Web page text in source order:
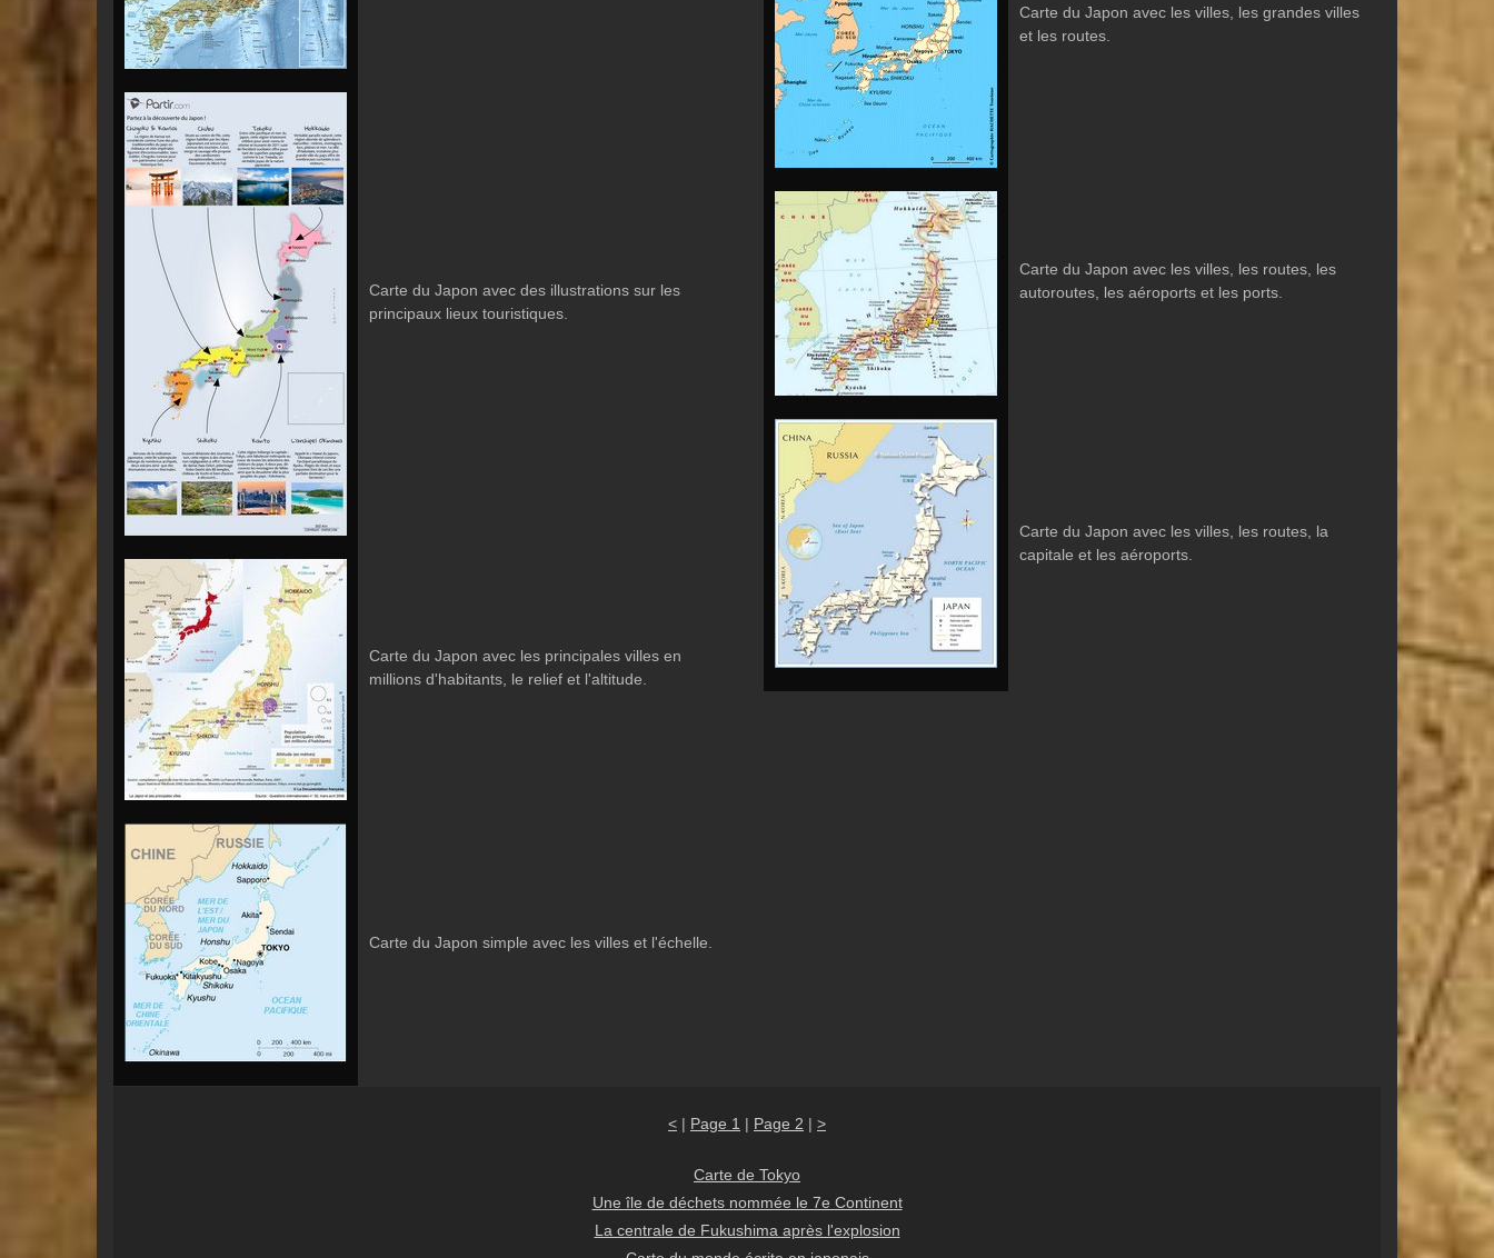
Carte du Japon avec des illustrations sur les
principaux lieux touristiques.
Carte du Japon avec les principales villes en
millions d'habitants, le relief et l'altitude.
Carte du Japon simple avec les villes et l'échelle.
Carte du Japon avec les villes, les grandes villes
et les routes.
Carte du Japon avec les villes, les routes, les
autoroutes, les aéroports et les ports.
Carte du Japon avec les villes, les routes, la
capitale et les aéroports.
< | Page 1 | Page 2 | >
Carte de Tokyo
Une île de déchets nommée le 7e Continent
La centrale de Fukushima après l'explosion